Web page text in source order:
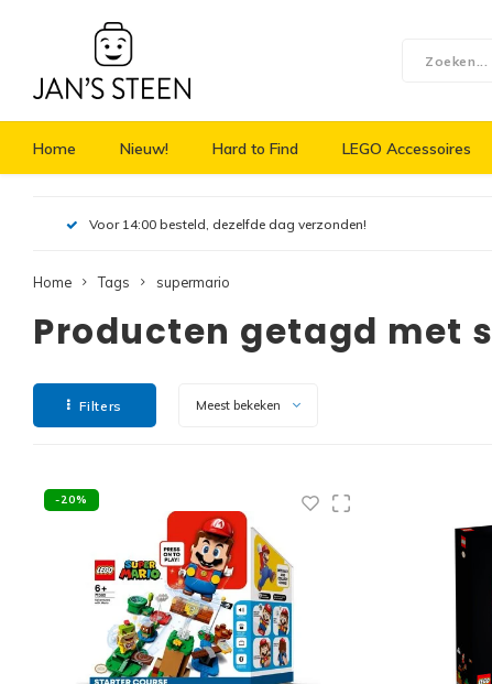
Home Nieuw! Hard to Find LEGO Accessoires
Voor 14:00 besteld, dezelfde dag verzonden!
Home Tags supermario
Producten getagd met
Filters Meest bekeken
-20%